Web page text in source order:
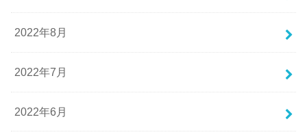
2022年8月
2022年7月
2022年6月